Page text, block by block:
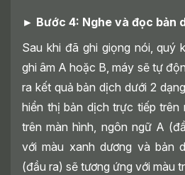
► Bước 4: Nghe và đọc bản
Sau khi đã ghi giọng nói, quý
ghi âm A hoặc B, máy sẽ tự
ra kết quả bản dịch dưới 2
hiển thị bản dịch trực tiếp trên
trên màn hình, ngôn ngữ A
với màu xanh dương và bản
(đầu ra) sẽ tương ứng với màu